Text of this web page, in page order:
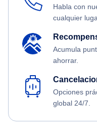
Habla con
cualquier
Acumula
ahorrar.
Opciones
global 24/7.